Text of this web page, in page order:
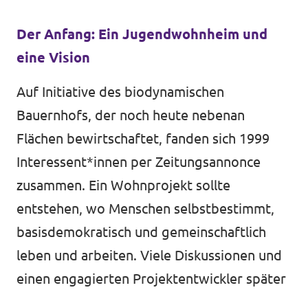
Der Anfang: Ein Jugendwohnheim und
eine Vision
Auf Initiative des biodynamischen
Bauernhofs, der noch heute nebenan
Flächen bewirtschaftet, fanden sich 1999
Interessent*innen per Zeitungsannonce
zusammen. Ein Wohnprojekt sollte
entstehen, wo Menschen selbstbestimmt,
basisdemokratisch und gemeinschaftlich
leben und arbeiten. Viele Diskussionen und
einen engagierten Projektentwickler später